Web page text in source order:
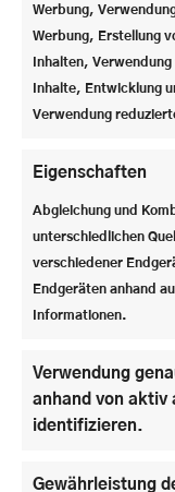
Werbung,
Werbung, Erstellung
Inhalten,
Inhalte, Entwicklung
Verwendung
Eigenschaften
Abgleichung und
unterschiedlichen
verschiedener
Endgeräten anhand
Informationen.
Verwendung
anhand von aktiv
identifizieren.
Gewährleistung
Welches ist dein
man dabei über
Was ist deine
Steinerkalender?
»Meine
das traditionell
Menschen
gesamten
und